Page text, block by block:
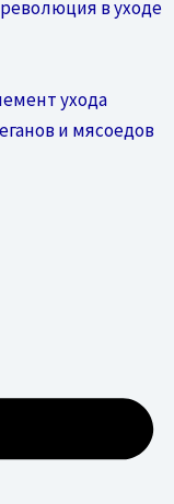
в уходе
ухода
и мясоедов